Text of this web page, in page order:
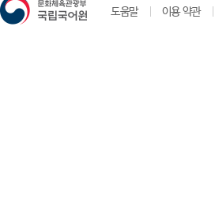
도움말 이용 약관